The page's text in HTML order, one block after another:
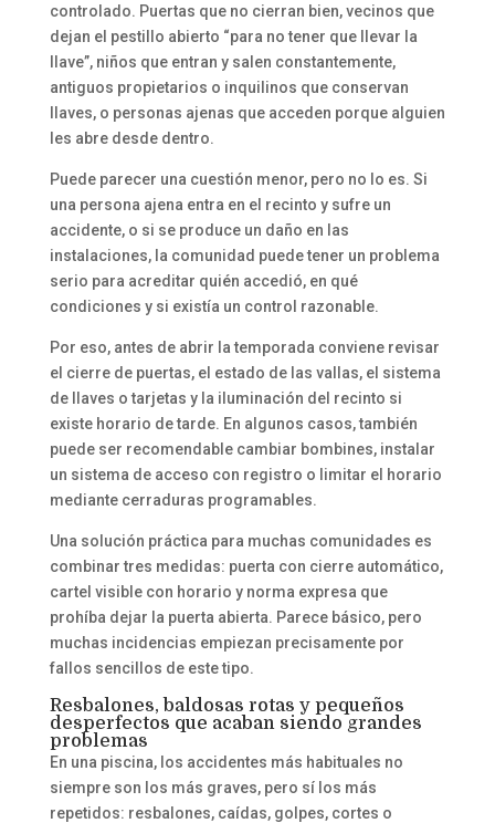
controlado. Puertas que no cierran bien, vecinos que
dejan el pestillo abierto “para no tener que llevar la
llave”, niños que entran y salen constantemente,
antiguos propietarios o inquilinos que conservan
llaves, o personas ajenas que acceden porque alguien
les abre desde dentro.
Puede parecer una cuestión menor, pero no lo es. Si
una persona ajena entra en el recinto y sufre un
accidente, o si se produce un daño en las
instalaciones, la comunidad puede tener un problema
serio para acreditar quién accedió, en qué
condiciones y si existía un control razonable.
Por eso, antes de abrir la temporada conviene revisar
el cierre de puertas, el estado de las vallas, el sistema
de llaves o tarjetas y la iluminación del recinto si
existe horario de tarde. En algunos casos, también
puede ser recomendable cambiar bombines, instalar
un sistema de acceso con registro o limitar el horario
mediante cerraduras programables.
Una solución práctica para muchas comunidades es
combinar tres medidas: puerta con cierre automático,
cartel visible con horario y norma expresa que
prohíba dejar la puerta abierta. Parece básico, pero
muchas incidencias empiezan precisamente por
fallos sencillos de este tipo.
Resbalones, baldosas rotas y pequeños
desperfectos que acaban siendo grandes
problemas
En una piscina, los accidentes más habituales no
siempre son los más graves, pero sí los más
repetidos: resbalones, caídas, golpes, cortes o